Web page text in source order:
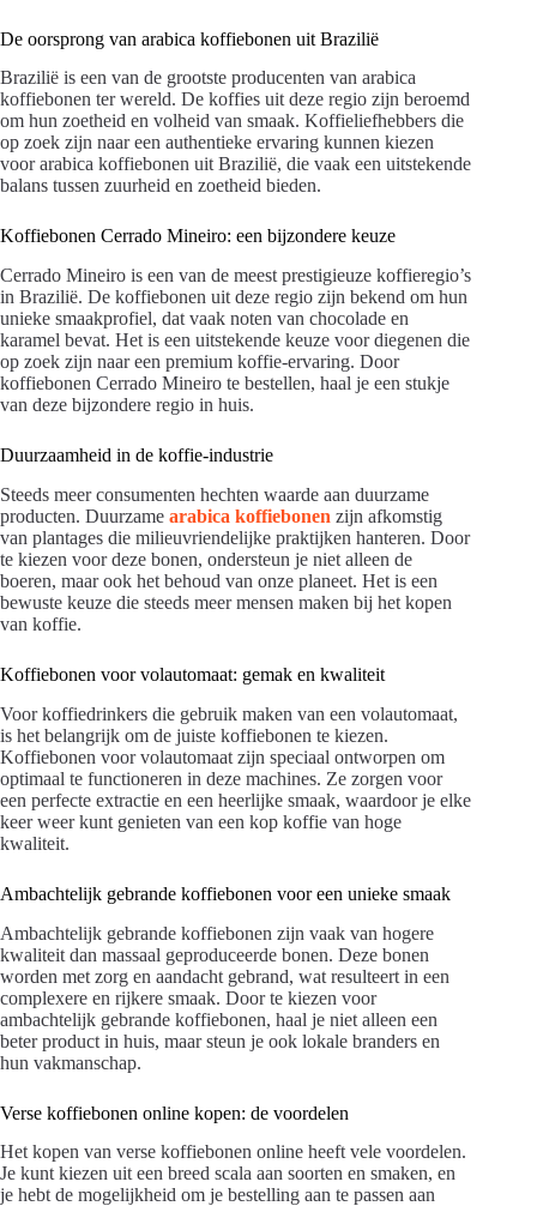
De oorsprong van arabica koffiebonen uit Brazilië
Brazilië is een van de grootste producenten van arabica
koffiebonen ter wereld. De koffies uit deze regio zijn beroemd
om hun zoetheid en volheid van smaak. Koffieliefhebbers die
op zoek zijn naar een authentieke ervaring kunnen kiezen
voor arabica koffiebonen uit Brazilië, die vaak een uitstekende
balans tussen zuurheid en zoetheid bieden.
Koffiebonen Cerrado Mineiro: een bijzondere keuze
Cerrado Mineiro is een van de meest prestigieuze koffieregio’s
in Brazilië. De koffiebonen uit deze regio zijn bekend om hun
unieke smaakprofiel, dat vaak noten van chocolade en
karamel bevat. Het is een uitstekende keuze voor diegenen die
op zoek zijn naar een premium koffie-ervaring. Door
koffiebonen Cerrado Mineiro te bestellen, haal je een stukje
van deze bijzondere regio in huis.
Duurzaamheid in de koffie-industrie
Steeds meer consumenten hechten waarde aan duurzame
producten. Duurzame arabica koffiebonen zijn afkomstig
van plantages die milieuvriendelijke praktijken hanteren. Door
te kiezen voor deze bonen, ondersteun je niet alleen de
boeren, maar ook het behoud van onze planeet. Het is een
bewuste keuze die steeds meer mensen maken bij het kopen
van koffie.
Koffiebonen voor volautomaat: gemak en kwaliteit
Voor koffiedrinkers die gebruik maken van een volautomaat,
is het belangrijk om de juiste koffiebonen te kiezen.
Koffiebonen voor volautomaat zijn speciaal ontworpen om
optimaal te functioneren in deze machines. Ze zorgen voor
een perfecte extractie en een heerlijke smaak, waardoor je elke
keer weer kunt genieten van een kop koffie van hoge
kwaliteit.
Ambachtelijk gebrande koffiebonen voor een unieke smaak
Ambachtelijk gebrande koffiebonen zijn vaak van hogere
kwaliteit dan massaal geproduceerde bonen. Deze bonen
worden met zorg en aandacht gebrand, wat resulteert in een
complexere en rijkere smaak. Door te kiezen voor
ambachtelijk gebrande koffiebonen, haal je niet alleen een
beter product in huis, maar steun je ook lokale branders en
hun vakmanschap.
Verse koffiebonen online kopen: de voordelen
Het kopen van verse koffiebonen online heeft vele voordelen.
Je kunt kiezen uit een breed scala aan soorten en smaken, en
je hebt de mogelijkheid om je bestelling aan te passen aan